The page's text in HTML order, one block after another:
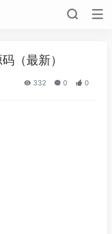
（最新）
332 0 0